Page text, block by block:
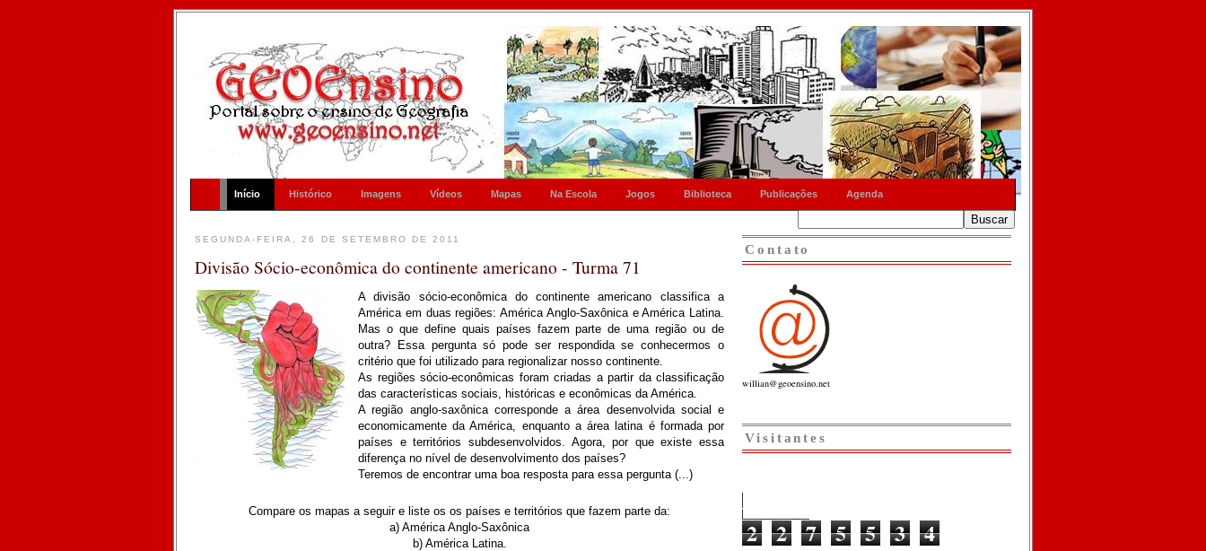
Início Histórico Imagens Vídeos Mapas Na Escola Jogos Biblioteca Publicações Agenda
SEGUNDA-FEIRA, 26 DE SETEMBRO DE 2011
Divisão Sócio-econômica do continente americano - Turma 71
A divisão sócio-econômica do continente americano classifica a
América em duas regiões: América Anglo-Saxônica e América Latina.
Mas o que define quais países fazem parte de uma região ou de
outra? Essa pergunta só pode ser respondida se conhecermos o
critério que foi utilizado para regionalizar nosso continente.
As regiões sócio-econômicas foram criadas a partir da classificação
das características sociais, históricas e econômicas da América.
A região anglo-saxônica corresponde a área desenvolvida social e
economicamente da América, enquanto a área latina é formada por
países e territórios subdesenvolvidos. Agora, por que existe essa
diferença no nível de desenvolvimento dos países?
Teremos de encontrar uma boa resposta para essa pergunta (...)
Compare os mapas a seguir e liste os os países e territórios que fazem parte da:
a) América Anglo-Saxônica
b) América Latina.
Contato
willian@geoensino.net
Visitantes
2 2 7 5 5 3 4